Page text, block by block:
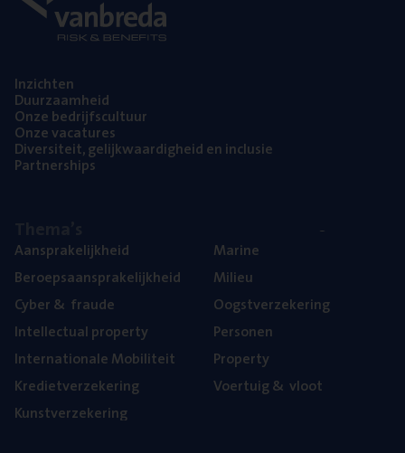
Inzich­ten
Duur­zaam­heid
Onze bedrijfs­cul­tuur
Onze vaca­tu­res
Diver­si­teit, gelijk­waar­dig­heid en inclusie
Part­ner­ships
Aan­spra­ke­lijk­heid
Beroeps­aan­spra­ke­lijk­heid
Cyber& fraude
Intel­lec­tu­al property
Inter­na­ti­o­na­le Mobiliteit
Kre­diet­ver­ze­ke­ring
Kunst­ver­ze­ke­ring
Mari­ne
Mili­eu
Oogst­ver­ze­ke­ring
Per­so­nen
Pro­per­ty
Voer­tuig& vloot